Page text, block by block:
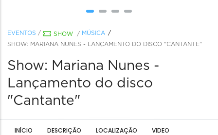
EVENTOS / SHOW / MÚSICA
SHOW: MARIANA NUNES - LANÇAMENTO DO DISCO "CANTANTE"
Show: Mariana Nunes -
Lançamento do disco
"Cantante"
INÍCIO DESCRIÇÃO LOCALIZAÇÃO VIDEO